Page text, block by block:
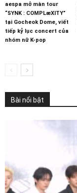
aespa mở màn tour
“SYNK : COMPLæXITY”
tại Gocheok Dome, viết
tiếp kỷ lục concert của
nhóm nữ K-pop
Bài nổi bật